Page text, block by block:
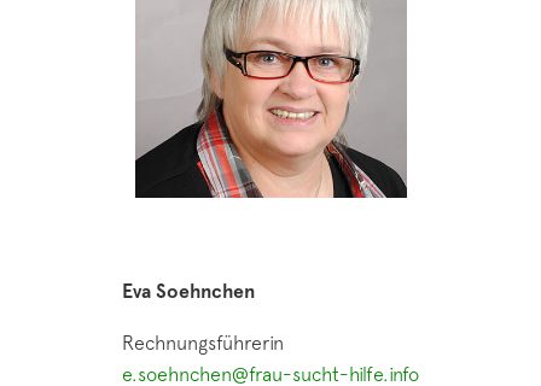
Eva Soehnchen
Rechnungsführerin
e.soehnchen@frau-sucht-hilfe.info